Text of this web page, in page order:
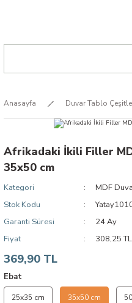
Anasayfa Duvar Tablo
Afrikadaki İkili Filler
35x50 cm
Kategori
MDF
Stok Kodu
Garanti Süresi
24 Ay
Fiyat
308,25
369,90 TL
Ebat
25x35 cm 35x50 cm